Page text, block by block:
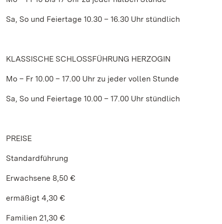
Sa, So und Feiertage 10.30 – 16.30 Uhr stündlich
KLASSISCHE SCHLOSSFÜHRUNG HERZOGIN
Mo – Fr 10.00 – 17.00 Uhr zu jeder vollen Stunde
Sa, So und Feiertage 10.00 – 17.00 Uhr stündlich
PREISE
Standardführung
Erwachsene 8,50 €
ermäßigt 4,30 €
Familien 21,30 €